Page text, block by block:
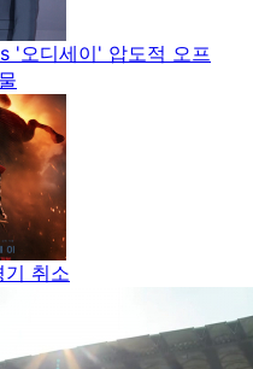
'오디세이' 압도적 오프
기 취소